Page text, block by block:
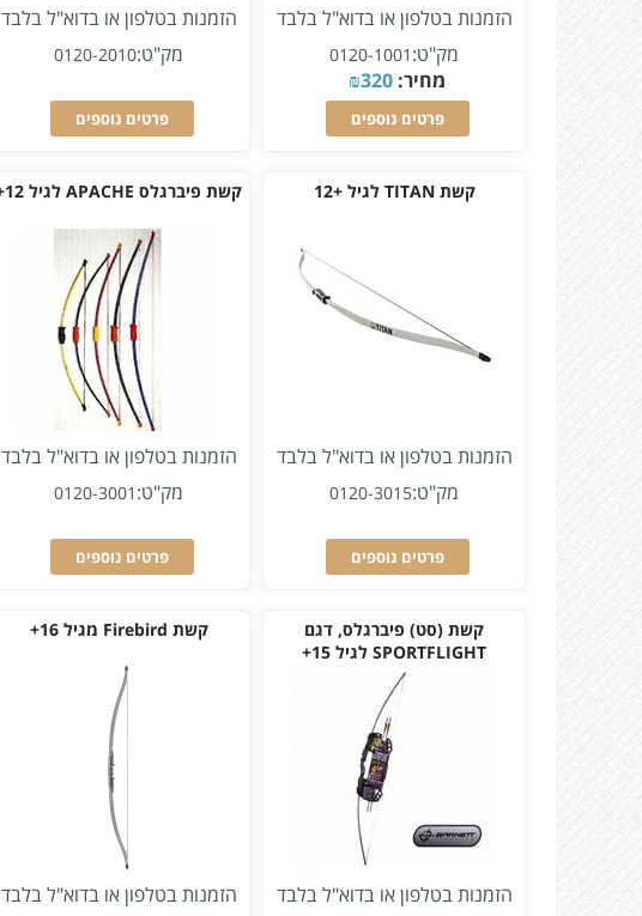
הזמנות בטלפון או בדוא"ל בלבד
מק"ט: 0120-1001
מחיר: ₪320
פרטים נוספים
הזמנות בטלפון או בדוא"ל בלבד
מק"ט:0120-2010
פרטים נוספים
קשת TITAN לגיל +12
הזמנות בטלפון או בדוא"ל בלבד
מק"ט:0120-3015
פרטים נוספים
קשת פיברגלס APACHE לגיל 12+
הזמנות בטלפון או בדוא"ל בלבד
מק"ט: 0120-3001
פרטים נוספים
קשת (סט) פיברגלס, דגם
SPORTFLIGHT לגיל 15+
הזמנות בטלפון או בדוא"ל בלבד
קשת Firebird מגיל 16+
הזמנות בטלפון או בדוא"ל בלבד